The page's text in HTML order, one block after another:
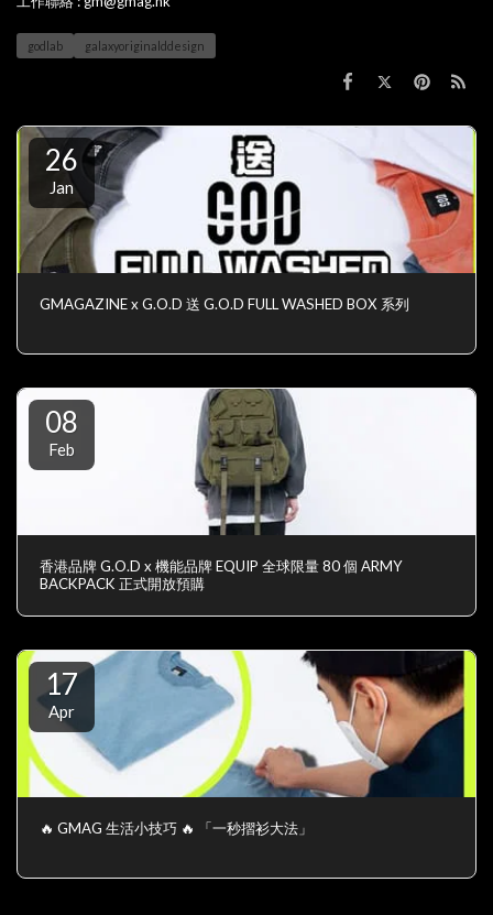
godlab galaxyoriginalddesign
26
Jan
GMAGAZINE x G.O.D 送 G.O.D FULL WASHED BOX 系列
08
Feb
香港品牌 G.O.D x 機能品牌 EQUIP 全球限量 80 個 ARMY
BACKPACK 正式開放預購
17
Apr
🔥 GMAG 生活小技巧 🔥 「一秒摺衫大法」